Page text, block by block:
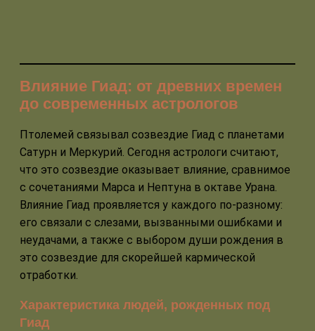
Влияние Гиад: от древних времен
до современных астрологов
Птолемей связывал созвездие Гиад с планетами
Сатурн и Меркурий. Сегодня астрологи считают,
что это созвездие оказывает влияние, сравнимое
с сочетаниями Марса и Нептуна в октаве Урана.
Влияние Гиад проявляется у каждого по-разному:
его связали с слезами, вызванными ошибками и
неудачами, а также с выбором души рождения в
это созвездие для скорейшей кармической
отработки.
Характеристика людей, рожденных под
Гиад